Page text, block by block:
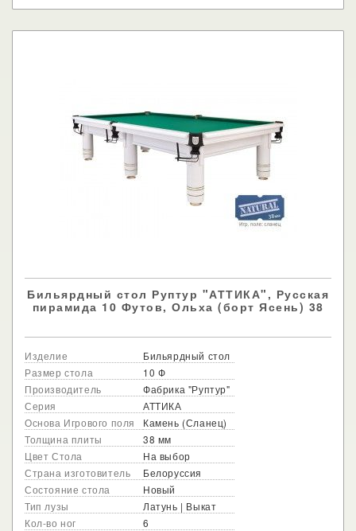
Бильярдный стол Руптур "АТТИКА", Русская
пирамида 10 Футов, Ольха (борт Ясень) 38
Изделие
Бильярдный стол
Размер стола
10 Ф
Производитель
Фабрика "Руптур"
Серия
АТТИКА
Основа Игрового поля
Камень (Сланец)
Толщина плиты
38 мм
Цвет Стола
На выбор
Страна изготовитель
Белоруссия
Состояние стола
Новый
Тип лузы
Латунь | Выкат
Кол-во ног
6